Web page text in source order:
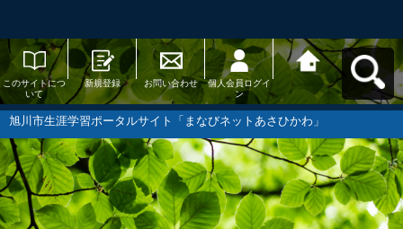
このサイトにつ
いて
新規登録 お問い合わせ
個人会員ログイ
ン
旭川市生涯学習
ポータルサイト
「まなびネット
あさひかわ」へ
戻る
旭川市生涯学習ポータルサイト「まなびネットあさひかわ」